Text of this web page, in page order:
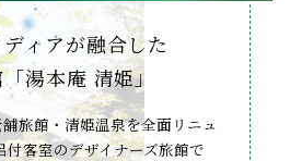
ィアが融合した
「湯本庵 清姫」
旅館・清姫温泉を全面リニュ
客室のデザイナーズ旅館で